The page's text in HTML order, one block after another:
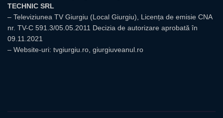
TECHNIC SRL
– Televiziunea TV Giurgiu (Local Giurgiu), Licența de emisie CNA
nr. TV-C 591.3/05.05.2011 Decizia de autorizare aprobată în
09.11.2021
– Website-uri: tvgiurgiu.ro, giurgiuveanul.ro